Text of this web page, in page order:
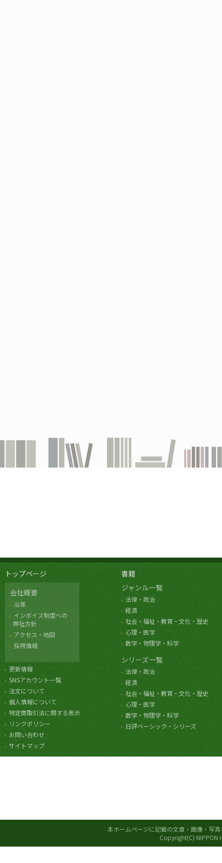
トップページ
会社概要
沿革
インボイス制度への
弊社方針
アクセス・地図
採用情報
更新情報
SNSアカウント一覧
注文について
個人情報について
特定商取引法に関する表示
リンクポリシー
お問い合わせ
サイトマップ
書籍
ジャンル一覧
法律・政治
経済
社会・福祉・教育・文化・歴史
心理・医学
数学・物理学・科学
シリーズ一覧
法律・政治
経済
社会・福祉・教育・文化・歴史
心理・医学
数学・物理学・科学
日評ベーシック・シリーズ
本ホームページに記載の文章・画像・写
Copyright(C) NIPPON